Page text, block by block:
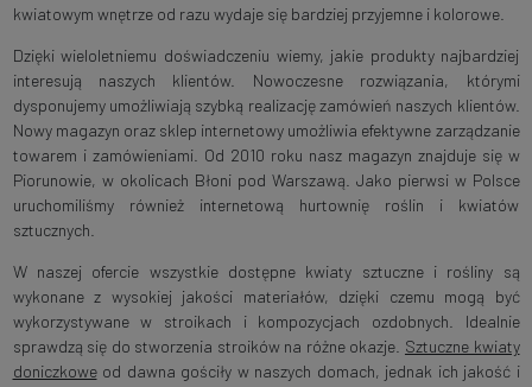
kwiatowym wnętrze od razu wydaje się bardziej przyjemne i kolorowe.
Dzięki wieloletniemu doświadczeniu wiemy, jakie produkty najbardziej
interesują naszych klientów. Nowoczesne rozwiązania, którymi
dysponujemy umożliwiają szybką realizację zamówień naszych klientów.
Nowy magazyn oraz sklep internetowy umożliwia efektywne zarządzanie
towarem i zamówieniami. Od 2010 roku nasz magazyn znajduje się w
Piorunowie, w okolicach Błoni pod Warszawą. Jako pierwsi w Polsce
uruchomiliśmy również internetową hurtownię roślin i kwiatów
sztucznych.
W naszej ofercie wszystkie dostępne kwiaty sztuczne i rośliny są
wykonane z wysokiej jakości materiałów, dzięki czemu mogą być
wykorzystywane w stroikach i kompozycjach ozdobnych. Idealnie
sprawdzą się do stworzenia stroików na różne okazje. Sztuczne kwiaty
doniczkoweod dawna gościły w naszych domach, jednak ich jakość i